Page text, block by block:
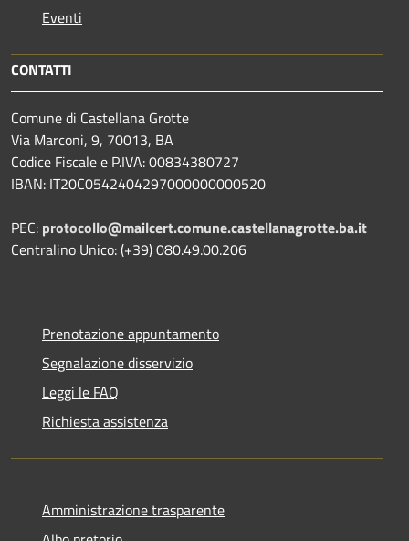
Eventi
CONTATTI
Comune di Castellana Grotte
Via Marconi, 9, 70013, BA
Codice Fiscale e P.IVA: 00834380727
IBAN: IT20C0542404297000000000520
PEC: protocollo@mailcert.comune.castellanagrotte.ba.it
Centralino Unico: (+39) 080.49.00.206
Prenotazione appuntamento
Segnalazione disservizio
Leggi le FAQ
Richiesta assistenza
Amministrazione trasparente